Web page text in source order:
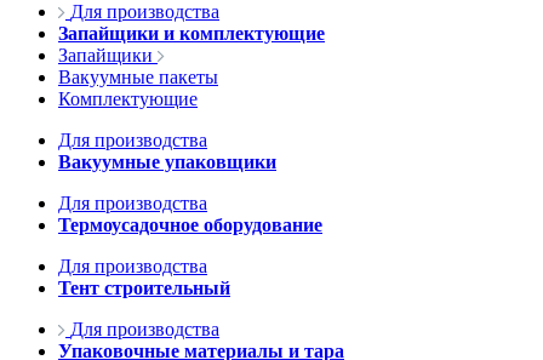
Для производства
Запайщики и комплектующие
Запайщики
Вакуумные пакеты
Комплектующие
Для производства
Вакуумные упаковщики
Для производства
Термоусадочное оборудование
Для производства
Тент строительный
Для производства
Упаковочные материалы и тара